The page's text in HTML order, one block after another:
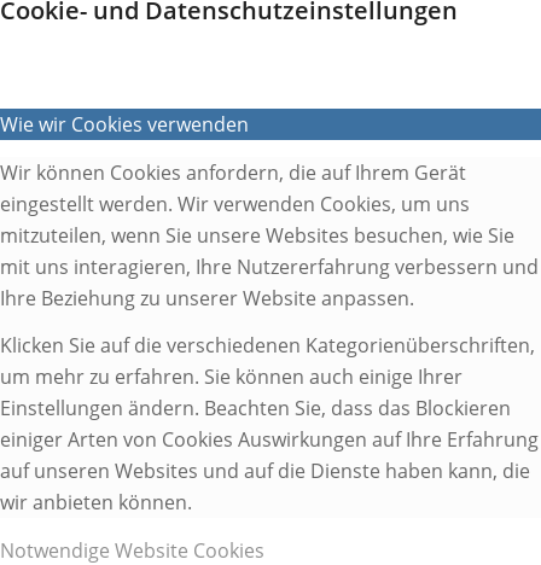
Cookie- und Datenschutzeinstellungen
Wie wir Cookies verwenden
Wir können Cookies anfordern, die auf Ihrem Gerät
eingestellt werden. Wir verwenden Cookies, um uns
mitzuteilen, wenn Sie unsere Websites besuchen, wie Sie
mit uns interagieren, Ihre Nutzererfahrung verbessern und
Ihre Beziehung zu unserer Website anpassen.
Klicken Sie auf die verschiedenen Kategorienüberschriften,
um mehr zu erfahren. Sie können auch einige Ihrer
Einstellungen ändern. Beachten Sie, dass das Blockieren
einiger Arten von Cookies Auswirkungen auf Ihre Erfahrung
auf unseren Websites und auf die Dienste haben kann, die
wir anbieten können.
Notwendige Website Cookies